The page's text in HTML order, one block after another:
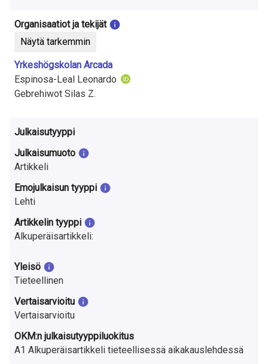
m
u
k
s
e
s
t
a
S
u
o
m
e
s
s
Organisaatiot ja tekijät
Näytä tarkemmin
Yrkeshögskolan Arcada
Espinosa-Leal Leonardo
Gebrehiwot Silas Z.
Julkaisutyyppi
Julkaisumuoto
Artikkeli
Emojulkaisun tyyppi
Lehti
Artikkelin tyyppi
Alkuperäisartikkeli:
Yleisö
Tieteellinen
Vertaisarvioitu
Vertaisarvioitu
OKM:n julkaisutyyppiluokitus
A1 Alkuperäisartikkeli tieteellisessä aikakauslehdessä